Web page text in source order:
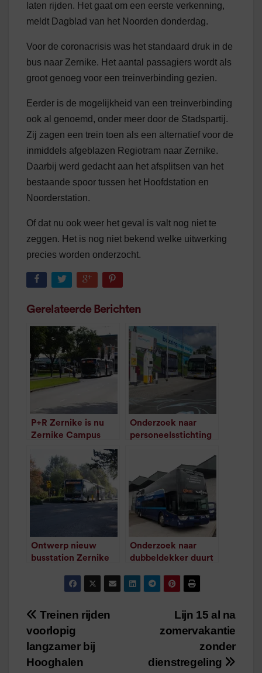
laten rijden. Het gaat om een eerste verkenning,
meldt Dagblad van het Noorden donderdag.
Voor de coronacrisis was het standaard druk in de
bus naar Zernike. Het aantal passagiers wordt als
groot genoeg voor een treinverbinding gezien.
Eerder is de mogelijkheid van een treinverbinding
ook al genoemd, onder meer door de Stadspartij.
Zij zagen een trein toen als een alternatief voor de
inmiddels afgeblazen Regiotram naar Zernike.
Daarbij werd gedacht aan het afsplitsen van het
bestaande spoor tussen het Hoofdstation en
Noorderstation.
Of dat nu ook weer het geval is valt nog niet te
zeggen. Het is nog niet bekend welke uitwerking
precies worden onderzocht.
Gerelateerde Berichten
P+R Zernike is nu
Zernike Campus
minuut leestijd
Onderzoek naar
personeelsstichting
minuut leestijd
Ontwerp nieuw
busstation Zernike
minuut leestijd
Onderzoek naar
dubbeldekker duurt
/ minuut leestijd
Bericht
navigatie
Lijn 15 al na
zomervakantie
zonder
dienstregeling
Treinen rijden
voorlopig
langzamer bij
Hooghalen